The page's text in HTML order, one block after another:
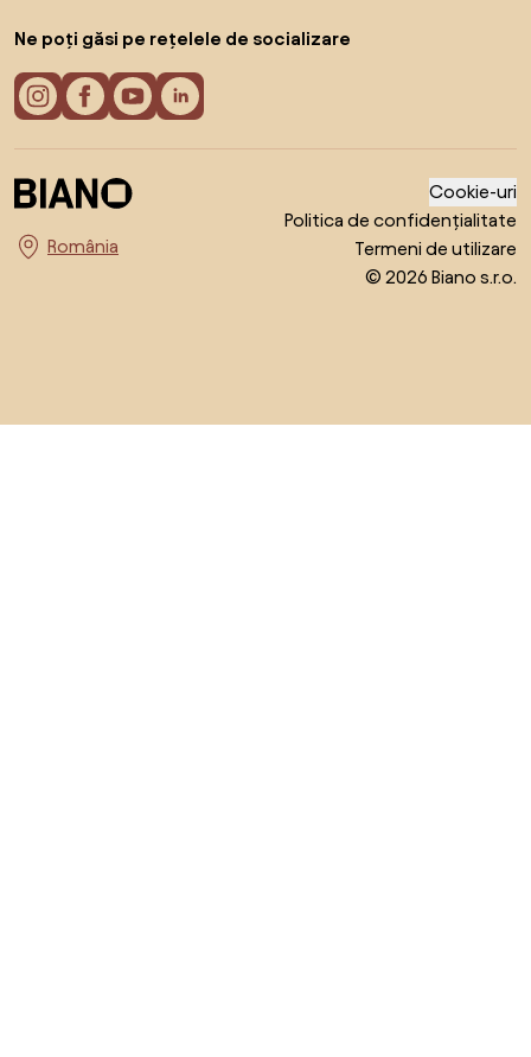
Ne poți găsi pe rețelele de socializare
Alege țara
Cookie-uri
Politica de confidențialitate
Termeni de utilizare
© 2026 Biano s.r.o.